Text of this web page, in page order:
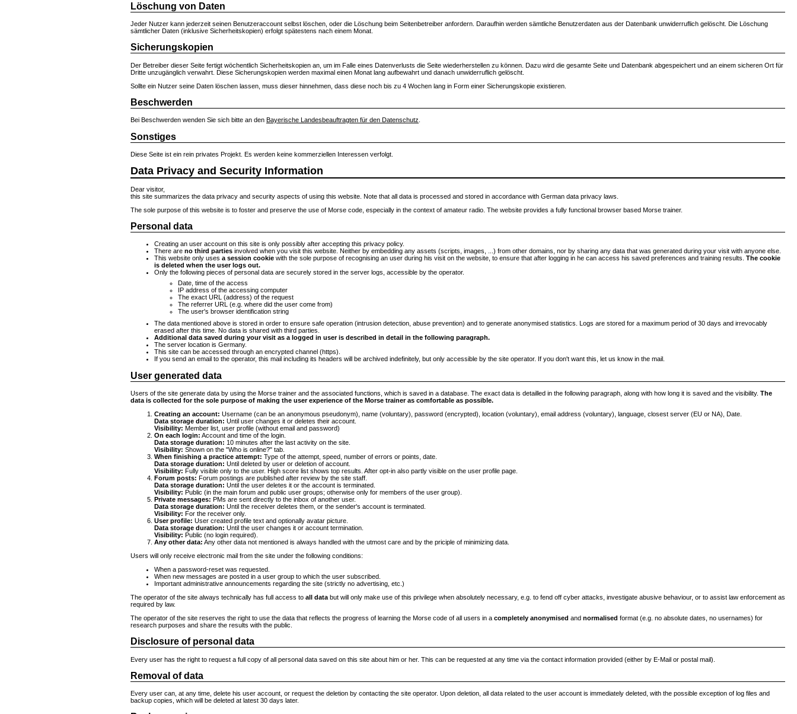
Löschung von Daten
Jeder Nutzer kann jederzeit seinen Benutzeraccount selbst löschen, oder die Löschung beim Seitenbetreiber anfordern. Daraufhin werden sämtliche Benutzerdaten aus der Datenbank unwiderruflich gelöscht. Die Löschung
sämtlicher Daten (inklusive Sicherheitskopien) erfolgt spätestens nach einem Monat.
Sicherungskopien
Der Betreiber dieser Seite fertigt wöchentlich Sicherheitskopien an, um im Falle eines Datenverlusts die Seite wiederherstellen zu können. Dazu wird die gesamte Seite und Datenbank abgespeichert und an einem sicheren Ort für
Dritte unzugänglich verwahrt. Diese Sicherungskopien werden maximal einen Monat lang aufbewahrt und danach unwiderruflich gelöscht.
Sollte ein Nutzer seine Daten löschen lassen, muss dieser hinnehmen, dass diese noch bis zu 4 Wochen lang in Form einer Sicherungskopie existieren.
Beschwerden
Bei Beschwerden wenden Sie sich bitte an den Bayerische Landesbeauftragten für den Datenschutz
Sonstiges
Diese Seite ist ein rein privates Projekt. Es werden keine kommerziellen Interessen verfolgt.
Data Privacy and Security Information
Dear visitor,
this site summarizes the data privacy and security aspects of using this website. Note that all data is processed and stored in accordance with German data privacy laws.
The sole purpose of this website is to foster and preserve the use of Morse code, especially in the context of amateur radio. The website provides a fully functional browser based Morse trainer.
Personal data
Creating an user account on this site is only possibly after accepting this privacy policy.
There are no third parties involved when you visit this website. Neither by embedding any assets (scripts, images, ...) from other domains, nor by sharing any data that was generated during your visit with anyone else.
This website only uses a session cookie with the sole purpose of recognising an user during his visit on the website, to ensure that after logging in he can access his saved preferences and training results. The cookie
is deleted when the user logs out.
Only the following pieces of personal data are securely stored in the server logs, accessible by the operator.
Date, time of the access
IP address of the accessing computer
The exact URL (address) of the request
The referrer URL (e.g. where did the user come from)
The user's browser identification string
The data mentioned above is stored in order to ensure safe operation (intrusion detection, abuse prevention) and to generate anonymised statistics. Logs are stored for a maximum period of 30 days and irrevocably
erased after this time. No data is shared with third parties.
Additional data saved during your visit as a logged in user is described in detail in the following paragraph.
The server location is Germany.
This site can be accessed through an encrypted channel (https).
If you send an email to the operator, this mail including its headers will be archived indefinitely, but only accessible by the site operator. If you don't want this, let us know in the mail.
User generated data
Users of the site generate data by using the Morse trainer and the associated functions, which is saved in a database. The exact data is detailled in the following paragraph, along with how long it is saved and the visibility. The
data is collected for the sole purpose of making the user experience of the Morse trainer as comfortable as possible.
Creating an account: Username (can be an anonymous pseudonym), name (voluntary), password (encrypted), location (voluntary), email address (voluntary), language, closest server (EU or NA), Date.
Data storage duration: Until user changes it or deletes their account.
Visibility: Member list, user profile (without email and password)
On each login: Account and time of the login.
Data storage duration: 10 minutes after the last activity on the site.
Visibility: Shown on the "Who is online?" tab.
When finishing a practice attempt: Type of the attempt, speed, number of errors or points, date.
Data storage duration: Until deleted by user or deletion of account.
Visibility: Fully visible only to the user. High score list shows top results. After opt-in also partly visible on the user profile page.
Forum posts: Forum postings are published after review by the site staff.
Data storage duration: Until the user deletes it or the account is terminated.
Visibility: Public (in the main forum and public user groups; otherwise only for members of the user group).
Private messages: PMs are sent directly to the inbox of another user.
Data storage duration: Until the receiver deletes them, or the sender's account is terminated.
Visibility: For the receiver only.
User profile: User created profile text and optionally avatar picture.
Data storage duration: Until the user changes it or account termination.
Visibility: Public (no login required).
Any other data: Any other data not mentioned is always handled with the utmost care and by the priciple of minimizing data.
Users will only receive electronic mail from the site under the following conditions:
When a password-reset was requested.
When new messages are posted in a user group to which the user subscribed.
Important administrative announcements regarding the site (strictly no advertising, etc.)
The operator of the site always technically has full access to all data but will only make use of this privilege when absolutely necessary, e.g. to fend off cyber attacks, investigate abusive behaviour, or to assist law enforcement as
required by law.
The operator of the site reserves the right to use the data that reflects the progress of learning the Morse code of all users in a completely anonymised and normalised format (e.g. no absolute dates, no usernames) for
research purposes and share the results with the public.
Disclosure of personal data
Every user has the right to request a full copy of all personal data saved on this site about him or her. This can be requested at any time via the contact information provided (either by E-Mail or postal mail).
Removal of data
Every user can, at any time, delete his user account, or request the deletion by contacting the site operator. Upon deletion, all data related to the user account is immediately deleted, with the possible exception of log files and
backup copies, which will be deleted at latest 30 days later.